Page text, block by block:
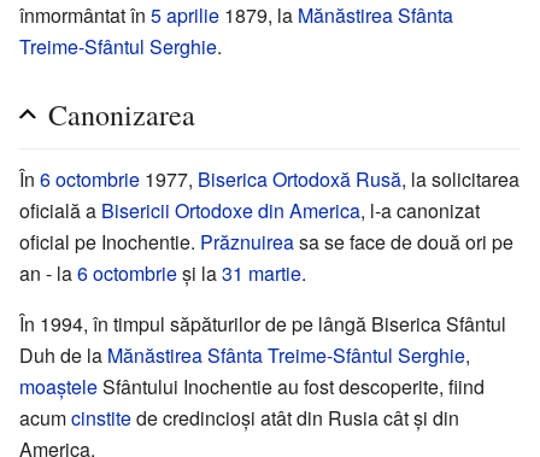
înmormântat în 5 aprilie 1879, la Mănăstirea Sfânta
Treime-Sfântul Serghie.
Canonizarea
În 6 octombrie 1977, Biserica Ortodoxă Rusă, la solicitarea
oficială a Bisericii Ortodoxe din America, l-a canonizat
oficial pe Inochentie. Prăznuireasa se face de două ori pe
an - la6 octombrieși la31 martie.
În 1994, în timpul săpăturilor de pe lângă Biserica Sfântul
Duh de la Mănăstirea Sfânta Treime-Sfântul Serghie,
moașteleSfântului Inochentie au fost descoperite, fiind
acumcinstitede credincioși atât din Rusia cât și din
America.